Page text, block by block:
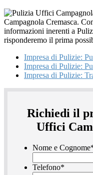
Impresa di Pulizie:
Impresa di Pulizie:
Impresa di Pulizie:
Richiedi il
Uffici
Nome e Cognome
Telefono*